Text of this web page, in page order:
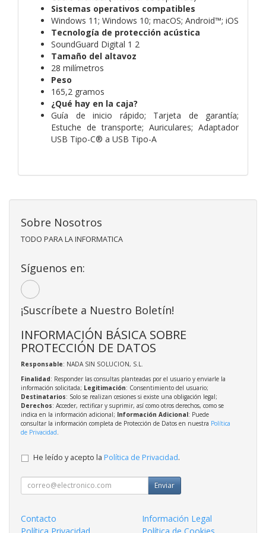
Sistemas operativos compatibles
Windows 11; Windows 10; macOS; Android™; iOS
Tecnología de protección acústica
SoundGuard Digital 1 2
Tamaño del altavoz
28 milímetros
Peso
165,2 gramos
¿Qué hay en la caja?
Guía de inicio rápido; Tarjeta de garantía;
Estuche de transporte; Auriculares; Adaptador
USB Tipo-C® a USB Tipo-A
Sobre Nosotros
TODO PARA LA INFORMATICA
Síguenos en:
¡Suscríbete a Nuestro Boletín!
INFORMACIÓN BÁSICA SOBRE
PROTECCIÓN DE DATOS
Responsable: NADA SIN SOLUCION, S.L.
Finalidad: Responder las consultas planteadas por el usuario y enviarle la
información solicitada; Legitimación: Consentimiento del usuario;
Destinatarios: Solo se realizan cesiones si existe una obligación legal;
Derechos: Acceder, rectificar y suprimir, así como otros derechos, como se
indica en la información adicional; Información Adicional: Puede
consultar la información completa de Protección de Datos en nuestra Política
de Privacidad
He leído y acepto la Política de Privacidad.
Enviar
Contacto
Información Legal
Política Privacidad
Política de Cookies